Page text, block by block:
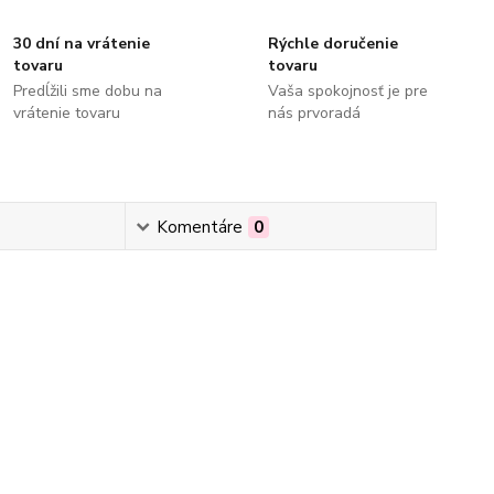
30 dní na vrátenie
tovaru
Predĺžili sme dobu na
vrátenie tovaru
Rýchle doručenie
tovaru
Vaša spokojnosť je pre
nás prvoradá
Komentáre 0